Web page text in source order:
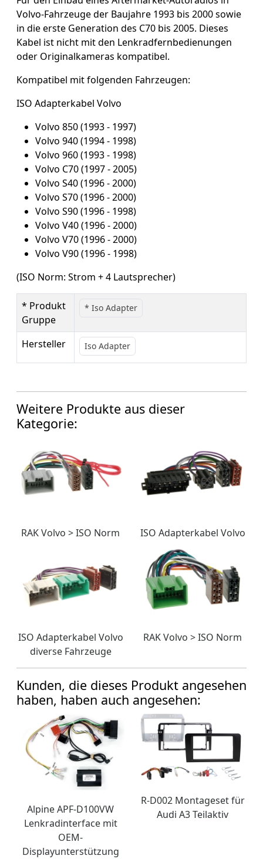
Volvo-Fahrzeuge der Baujahre 1993 bis 2000 sowie
in die erste Generation des C70 bis 2005. Dieses
Kabel ist nicht mit den Lenkradfernbedienungen
oder Originalkameras kompatibel.
Kompatibel mit folgenden Fahrzeugen:
ISO Adapterkabel Volvo
Volvo 850 (1993 - 1997)
Volvo 940 (1994 - 1998)
Volvo 960 (1993 - 1998)
Volvo C70 (1997 - 2005)
Volvo S40 (1996 - 2000)
Volvo S70 (1996 - 2000)
Volvo S90 (1996 - 1998)
Volvo V40 (1996 - 2000)
Volvo V70 (1996 - 2000)
Volvo V90 (1996 - 1998)
(ISO Norm: Strom + 4 Lautsprecher)
* Produkt
Gruppe
* Iso Adapter
Hersteller Iso Adapter
Weitere Produkte aus dieser
Kategorie:
RAK Volvo > ISO Norm ISO Adapterkabel Volvo
ISO Adapterkabel Volvo
diverse Fahrzeuge
RAK Volvo > ISO Norm
Kunden, die dieses Produkt angesehen
haben, haben auch angesehen:
Alpine APF-D100VW
Lenkradinterface mit
OEM-
Displayunterstützung
R-D002 Montageset für
Audi A3 Teilaktiv